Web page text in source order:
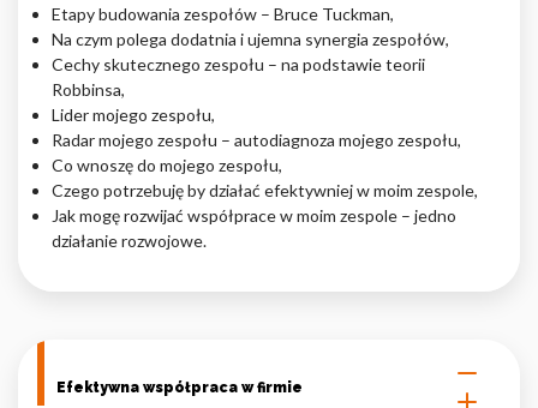
Etapy budowania zespołów – Bruce Tuckman,
Na czym polega dodatnia i ujemna synergia zespołów,
Cechy skutecznego zespołu – na podstawie teorii
Robbinsa,
Lider mojego zespołu,
Radar mojego zespołu – autodiagnoza mojego zespołu,
Co wnoszę do mojego zespołu,
Czego potrzebuję by działać efektywniej w moim zespole,
Jak mogę rozwijać współprace w moim zespole – jedno
działanie rozwojowe.
Efektywna współpraca w firmie